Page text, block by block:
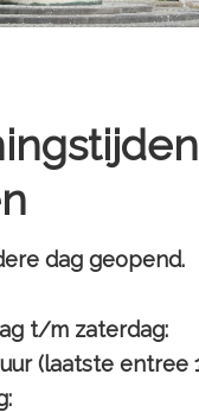
dag geopend.
t/m
uur (laatste entree